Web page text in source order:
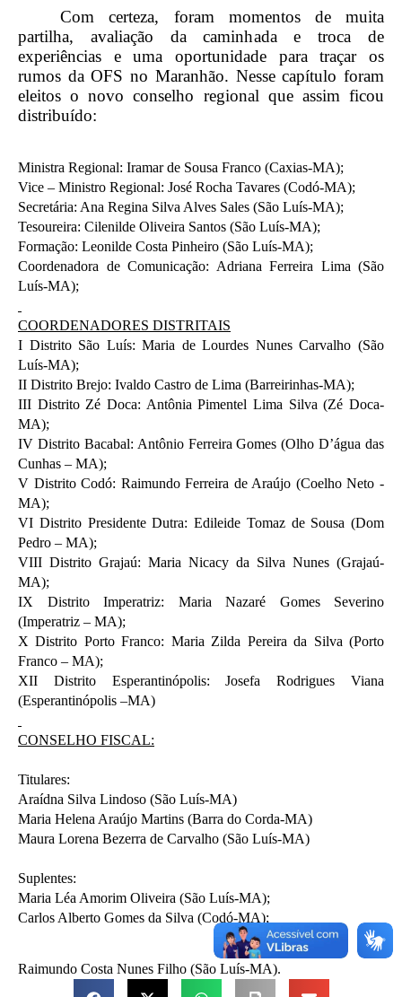
Com certeza, foram momentos de muita
partilha, avaliação da caminhada e troca de
experiências e uma oportunidade para traçar os
rumos da OFS no Maranhão. Nesse capítulo foram
eleitos o novo conselho regional que assim ficou
distribuído:
Ministra Regional: Iramar de Sousa Franco (Caxias-MA);
Vice – Ministro Regional: José Rocha Tavares (Codó-MA);
Secretária: Ana Regina Silva Alves Sales (São Luís-MA);
Tesoureira: Cilenilde Oliveira Santos (São Luís-MA);
Formação: Leonilde Costa Pinheiro (São Luís-MA);
Coordenadora de Comunicação: Adriana Ferreira Lima (São
Luís-MA);
COORDENADORES DISTRITAIS
I Distrito São Luís: Maria de Lourdes Nunes Carvalho (São
Luís-MA);
II Distrito Brejo: Ivaldo Castro de Lima (Barreirinhas-MA);
III Distrito Zé Doca: Antônia Pimentel Lima Silva (Zé Doca-
MA);
IV Distrito Bacabal: Antônio Ferreira Gomes (Olho D’água das
Cunhas – MA);
V Distrito Codó: Raimundo Ferreira de Araújo (Coelho Neto -
MA);
VI Distrito Presidente Dutra: Edileide Tomaz de Sousa (Dom
Pedro – MA);
VIII Distrito Grajaú: Maria Nicacy da Silva Nunes (Grajaú-
MA);
IX Distrito Imperatriz: Maria Nazaré Gomes Severino
(Imperatriz – MA);
X Distrito Porto Franco: Maria Zilda Pereira da Silva (Porto
Franco – MA);
XII Distrito Esperantinópolis: Josefa Rodrigues Viana
(Esperantinópolis –MA)
CONSELHO FISCAL:
Titulares:
Araídna Silva Lindoso (São Luís-MA)
Maria Helena Araújo Martins (Barra do Corda-MA)
Maura Lorena Bezerra de Carvalho (São Luís-MA)
Suplentes:
Maria Léa Amorim Oliveira (São Luís-MA);
Carlos Alberto Gomes da Silva (Codó-MA);
Raimundo Costa Nunes Filho (São Luís-MA).